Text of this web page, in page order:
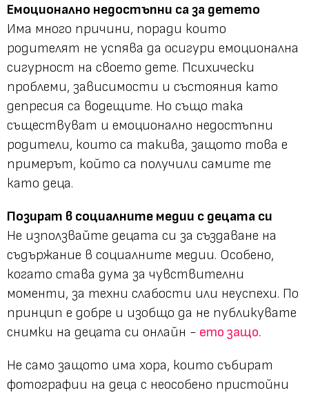
Емоционално недостъпни са за детето
Има много причини, поради които
родителят не успява да осигури емоционална
сигурност на своето дете. Психически
проблеми, зависимости и състояния като
депресия са водещите. Но също така
съществуват и емоционално недостъпни
родители, които са такива, защото това е
примерът, който са получили самите те
като деца.
Позират в социалните медии с децата си
Не използвайте децата си за създаване на
съдържание в социалните медии. Особено,
когато става дума за чувствителни
моменти, за техни слабости или неуспехи. По
принцип е добре и изобщо да не публикувате
снимки на децата си онлайн - ето защо.
Не само защото има хора, които събират
фотографии на деца с неособено пристойни